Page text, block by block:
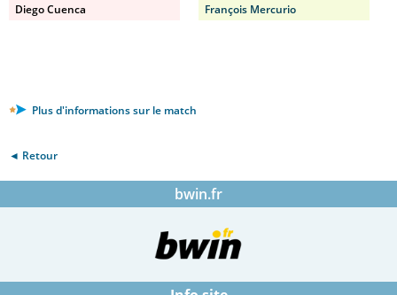
Diego Cuenca
François Mercurio
Plus d'informations sur le match
◄ Retour
bwin.fr